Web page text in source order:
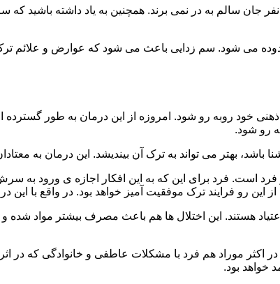
سم زدایی فوق سریع در چند ساعت انجام می شود و معمولاً ۱ نفر از هر ۵۰۰ نفر جان سالم به در
می شود. سم زدایی باعث می شود که عوارض و علائم
رو شود.
بهتر می تواند به ترک آن بیندیشد. این درمان به
است. فرد برای این که به این افکار اجازه ی ورود به
این رو فرایند ترک موفقیت آمیز خواهد بود. در واقع با
اعتیاد هستند. این اختلال ها هم باعث مصرف بیشتر مواد
اکثر موراد هم فرد با مشکلات عاطفی و خانوادگی که در
خواهد بود.